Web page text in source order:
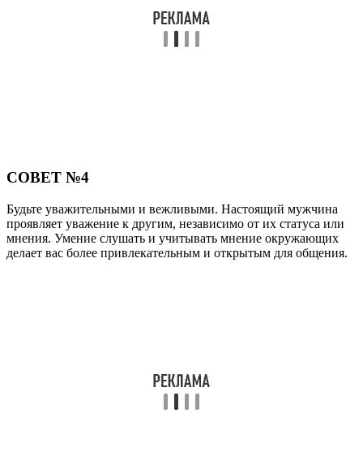
СОВЕТ №4
Будьте уважительными и вежливыми. Настоящий мужчина
проявляет уважение к другим, независимо от их статуса или
мнения. Умение слушать и учитывать мнение окружающих
делает вас более привлекательным и открытым для общения.